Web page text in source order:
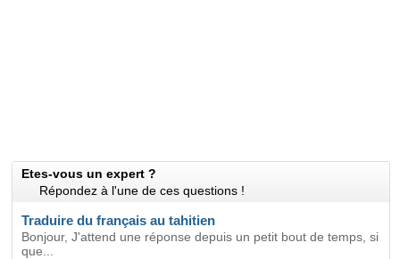
Etes-vous un expert ?
Répondez à l'une de ces questions !
Traduire du français au tahitien
Bonjour, J'attend une réponse depuis un petit bout de temps, si
que...